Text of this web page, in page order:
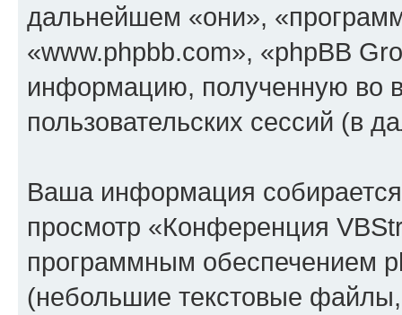
дальнейшем «они»,
«www.phpbb.com», «phpBB
информацию, полученную во
пользовательских сессий (в
Ваша информация
просмотр «Конференция
программным обеспечением
(небольшие текстовые